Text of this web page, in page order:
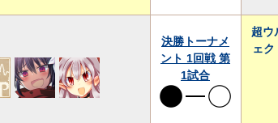
決勝トーナメ
ント 1回戦 第
1試合
超ウ
ェ